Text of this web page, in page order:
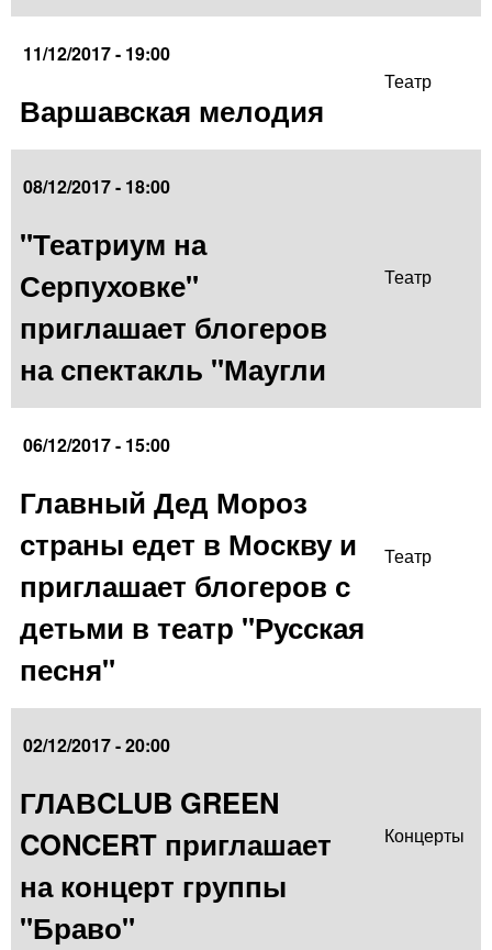
11/12/2017 - 19:00
Варшавская мелодия
Театр
08/12/2017 - 18:00
"Театриум на
Серпуховке"
приглашает блогеров
на спектакль "Маугли
Театр
06/12/2017 - 15:00
Главный Дед Мороз
страны едет в Москву и
приглашает блогеров с
детьми в театр "Русская
песня"
Театр
02/12/2017 - 20:00
ГЛАВCLUB GREEN
CONCERT приглашает
на концерт группы
"Браво"
Концерты